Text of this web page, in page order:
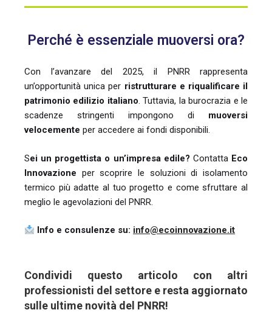
Perché è essenziale muoversi ora?
Con l’avanzare del 2025, il PNRR rappresenta
un’opportunità unica per ristrutturare e riqualificare il
patrimonio edilizio italiano. Tuttavia, la burocrazia e le
scadenze stringenti impongono di muoversi
velocemente per accedere ai fondi disponibili.
Sei un progettista o un’impresa edile? Contatta Eco
Innovazione per scoprire le soluzioni di isolamento
termico più adatte al tuo progetto e come sfruttare al
meglio le agevolazioni del PNRR.
Info e consulenze su: info@ecoinnovazione.it
Condividi questo articolo con altri
professionisti del settore e resta aggiornato
sulle ultime novità del PNRR!